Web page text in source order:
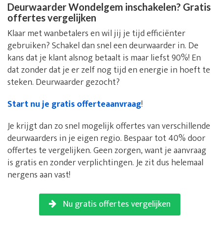
Deurwaarder Wondelgem inschakelen? Gratis
offertes vergelijken
Klaar met wanbetalers en wil jij je tijd efficiënter
gebruiken? Schakel dan snel een deurwaarder in. De
kans dat je klant alsnog betaalt is maar liefst 90%! En
dat zonder dat je er zelf nog tijd en energie in hoeft te
steken. Deurwaarder gezocht?
Start nu je gratis offerteaanvraag!
Je krijgt dan zo snel mogelijk offertes van verschillende
deurwaarders in je eigen regio. Bespaar tot 40% door
offertes te vergelijken. Geen zorgen, want je aanvraag
is gratis en zonder verplichtingen. Je zit dus helemaal
nergens aan vast!
Nu gratis offertes vergelijken